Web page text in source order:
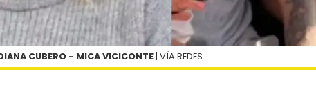
CUBERO - MICA VICICONTE | VÍA REDES